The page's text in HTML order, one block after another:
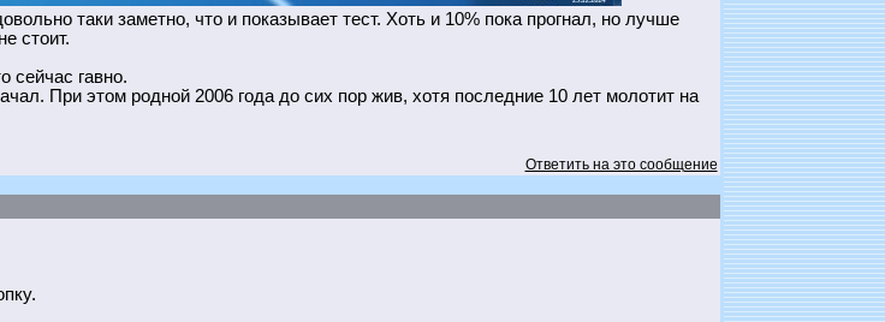
таки заметно, что и показывает тест. Хоть и 10% пока прогнал, но лучше
стоит.
сейчас гавно.
При этом родной 2006 года до сих пор жив, хотя последние 10 лет молотит на
Ответить на это сообщение